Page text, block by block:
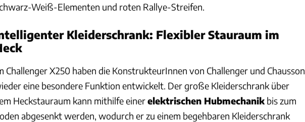
Weiß-Elementen und roten Rallye-Streifen.
Kleiderschrank: Flexibler Stauraum im
Challenger X250 haben die KonstrukteurInnen von Challenger und Chausson
eine besondere Funktion entwickelt. Der große Kleiderschrank über
Heckstauraum kann mithilfe einerelektrischen Hubmechanik bis zum
abgesenkt werden, wodurch er zu einem begehbaren Kleiderschrank